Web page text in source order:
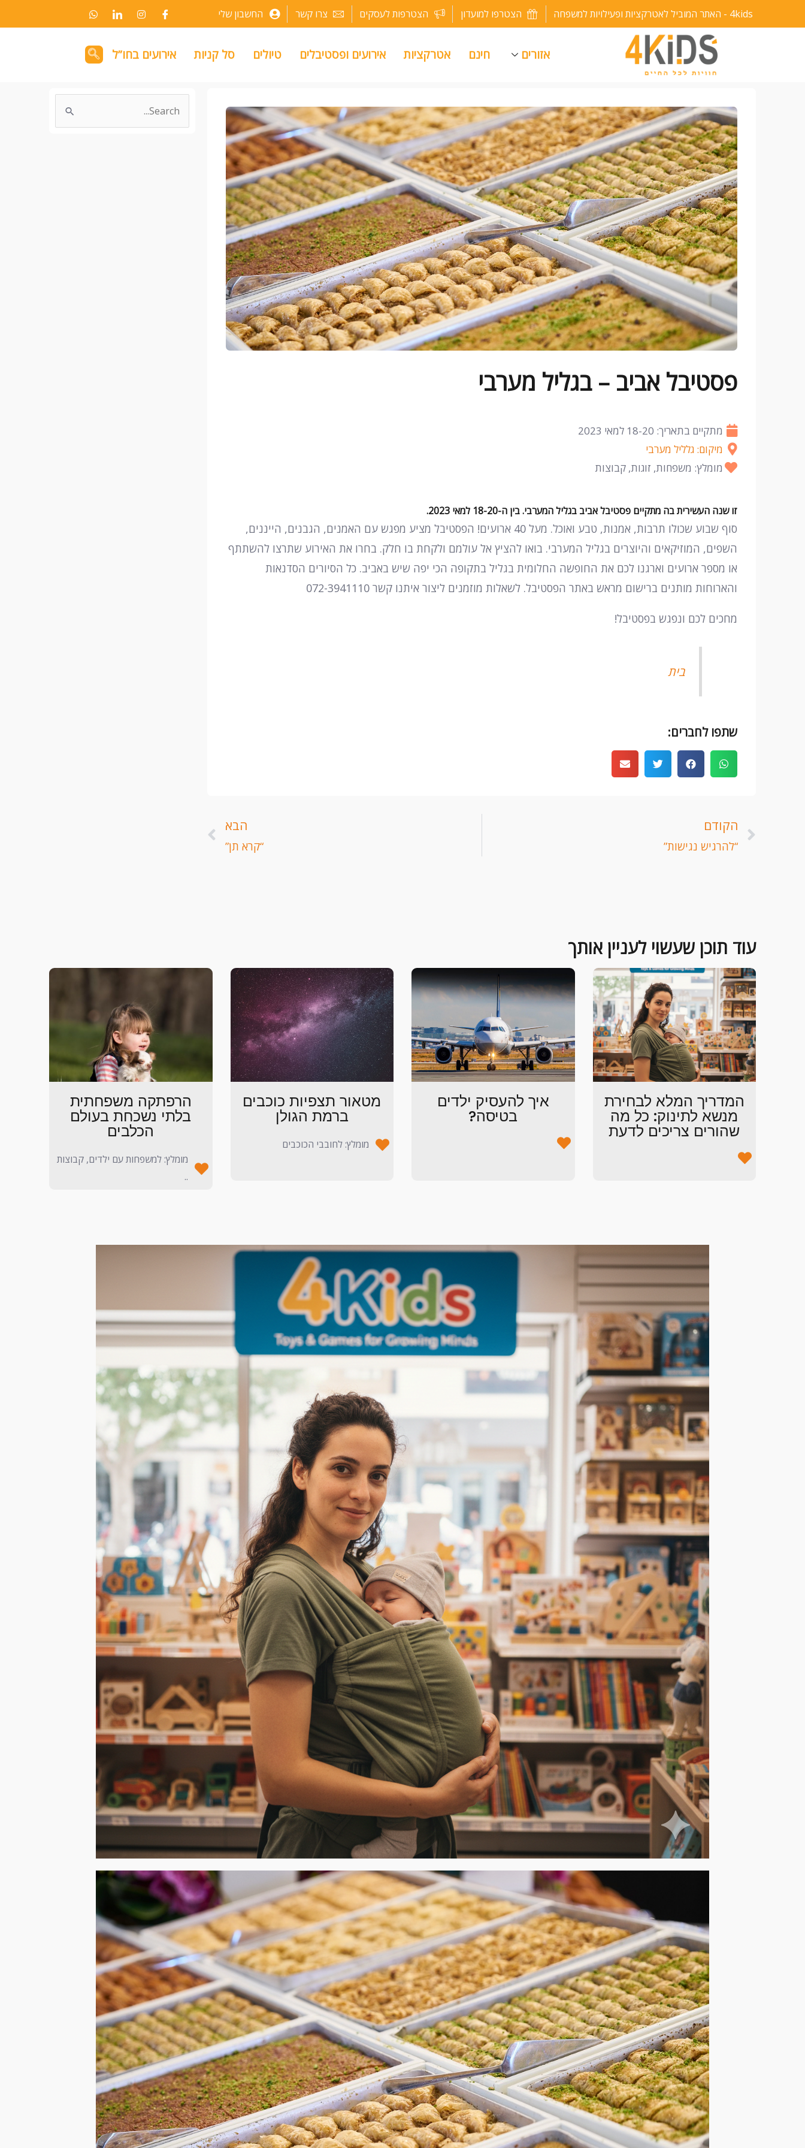
לתוכן
4kids - האתר המוביל לאטרקציות ופעילויות למשפחה הצטרפו למועדון הצטרפות לעסקים צרו קשר החשבון שלי
אזורים חינם אטרקציות אירועים ופסטיבלים טיולים סל קניות אירועים בחו”ל
פסטיבל אביב – בגליל מערבי
מתקיים בתאריך: 18-20 למאי 2023
מיקום: גלליל מערבי
מומלץ: משפחות, זוגות, קבוצות
זו שנה העשירית בה מתקיים פסטיבל אביב בגליל המערבי. בין ה-18-20 למאי 2023.
סוף שבוע שכולו תרבות, אמנות, טבע ואוכל. מעל 40 ארועים! הפסטיבל מציע מפגש עם האמנים, הגבנים, הייננים,
השפים, המוזיקאים והיוצרים בגליל המערבי. בואו להציץ אל עולמם ולקחת בו חלק. בחרו את האירוע שתרצו להשתתף
או מספר ארועים וארגנו לכם את החופשה החלומית בגליל בתקופה הכי יפה שיש באביב. כל הסיורים הסדנאות
והארוחות מותנים ברישום מראש באתר הפסטיבל. לשאלות מוזמנים ליצור איתנו קשר 072-3941110
מחכים לכם ונפגש בפסטיבל!
בית
שתפו לחברים:
הקודם
“להרגיש נגישות”
הבא
“קרא תן”
Search
for:
עוד תוכן שעשוי לעניין אותך
המדריך המלא לבחירת
מנשא לתינוק: כל מה
שהורים צריכים לדעת
איך להעסיק ילדים
בטיסה?
מטאור תצפיות כוכבים
ברמת הגולן
מומלץ: לחובבי הכוכבים
הרפתקה משפחתית
בלתי נשכחת בעולם
הכלבים
מומלץ: למשפחות עם ילדים, קבוצות
..